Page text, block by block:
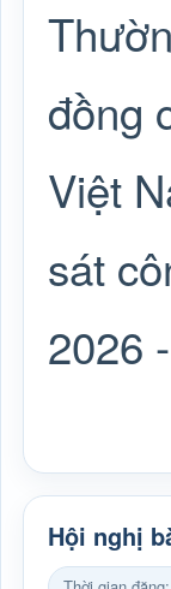
đồng
Việt
sát
2026
Hội nghị